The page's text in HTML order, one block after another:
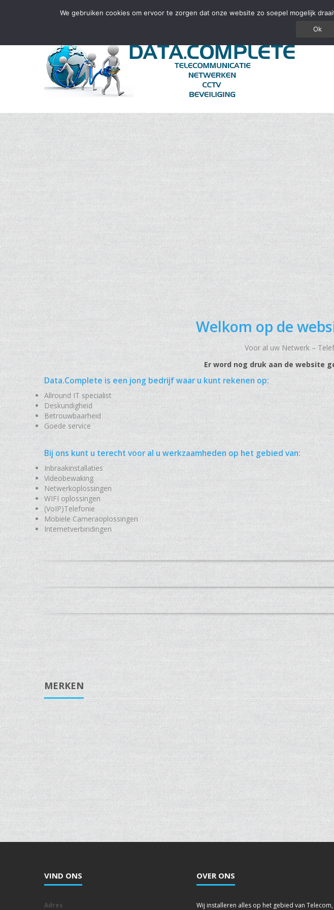
info@datacomplete.nl +31859020370
Welkom op de
Voor al uw Netwerk –
Er word nog druk aan de website
Data.Complete is een jong bedrijf waar u kunt rekenen op:
Allround IT specialist
Deskundigheid
Betrouwbaarheid
Goede service
Bij ons kunt u terecht voor al u werkzaamheden op het gebied van:
Inbraakinstallaties
Videobewaking
Netwerkoplossingen
WIFI oplossingen
(VoIP)Telefonie
Mobiele Cameraoplossingen
Internetverbindingen
MERKEN
VIND ONS
Adres
OVER ONS
Wij installeren alles op het gebied van Telecom,
We gebruiken cookies om ervoor te zorgen dat onze website zo soepel mogelijk
Ok